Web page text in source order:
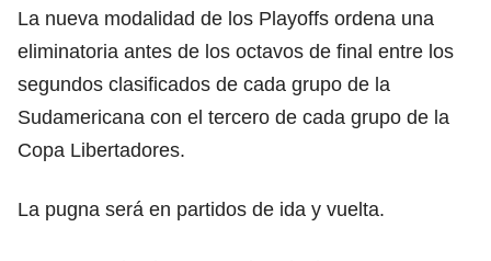
La nueva modalidad de los Playoffs ordena una
eliminatoria antes de los octavos de final entre los
segundos clasificados de cada grupo de la
Sudamericana con el tercero de cada grupo de la
Copa Libertadores.
La pugna será en partidos de ida y vuelta.